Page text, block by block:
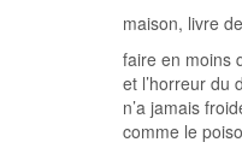
maison, livre
faire en moins
et l’horreur du
n’a jamais
comme le